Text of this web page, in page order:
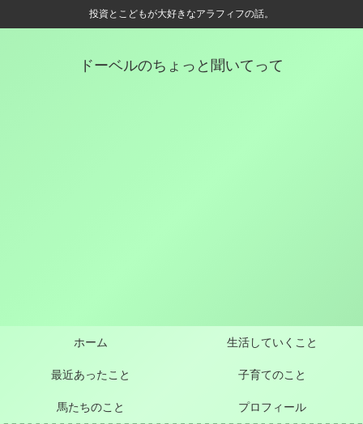
投資とこどもが大好きなアラフィフの話。
ドーベルのちょっと聞いてって
ホーム 生活していくこと
最近あったこと 子育てのこと
馬たちのこと プロフィール